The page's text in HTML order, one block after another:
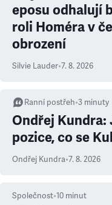
eposu odhalují
roli Homéra v
obrození
Silvie Lauder•7. 8. 2026
Ranní postřeh•3 minuty
Ondřej Kundra:
pozice, co se
Ondřej Kundra•7. 8. 2026
Společnost•10 minut